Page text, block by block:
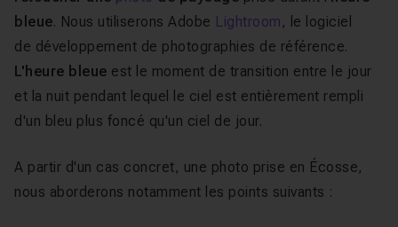
bleue. Nous utiliserons Adobe Lightroom , le logiciel
de développement de photographies de référence.
L'heure bleue est le moment de transition entre le jour
et la nuit pendant lequel le ciel est entièrement rempli
d'un bleu plus foncé qu'un ciel de jour.
A partir d'un cas concret, une photo prise en Écosse,
nous aborderons notamment les points suivants :